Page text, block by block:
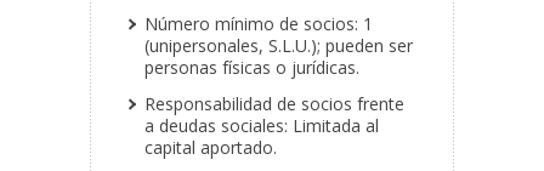
Número mínimo de socios: 1
(unipersonales, S.L.U.); pueden ser
personas físicas o jurídicas.
Responsabilidad de socios frente
a deudas sociales: Limitada al
capital aportado.